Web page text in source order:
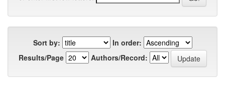
Sort by:
In order:
Results/Page
Authors/Record: